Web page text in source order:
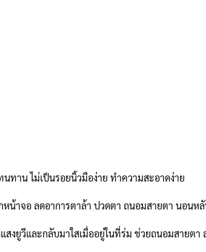
ทาน ไม่เป็นรอยนิ้วมือง่าย ทำความสะอาดง่าย
น้าจอ ลดอาการตาล้า ปวดตา ถนอมสายตา นอนห
สงยูวีและกลับมาใสเมื่ออยู่ในที่ร่ม ช่วยถนอมสายตา